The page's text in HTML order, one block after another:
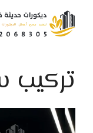
المحتوى
تركيب